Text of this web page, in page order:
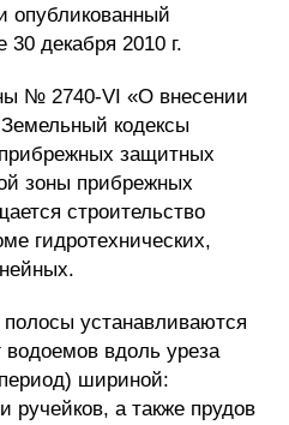
опубликованный
30 декабря 2010 г.
№ 2740-VI «О внесении
кодексы
защитных
зоны прибрежных
строительство
гидротехнических,
устанавливаются
водоемов вдоль уреза
шириной:
ручейков, а также прудов